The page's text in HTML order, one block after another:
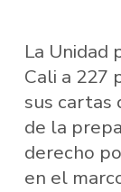
La Unidad
Cali a 227
sus cartas
de la
derecho
en el